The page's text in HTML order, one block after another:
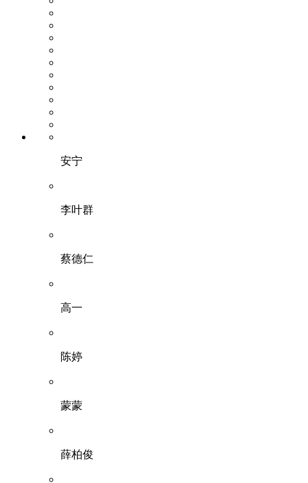
安宁
李叶群
蔡德仁
高一
陈婷
蒙蒙
薛柏俊